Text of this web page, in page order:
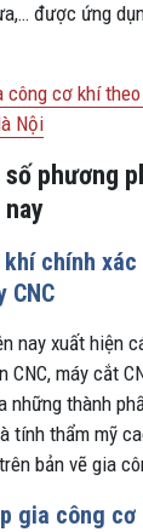
được ứng
công cơ khí
Nội
số phương
chính
CNC
nay xuất hiện
CNC, máy cắt
những thành
tính thẩm mỹ
bản vẽ gia
gia công cơ